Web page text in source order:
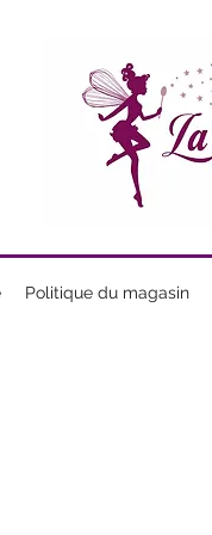
Politique du magasin